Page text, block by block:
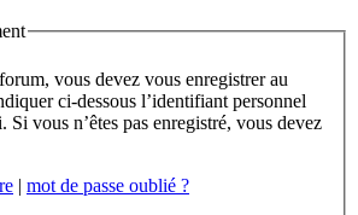
| mot de passe oublié ?